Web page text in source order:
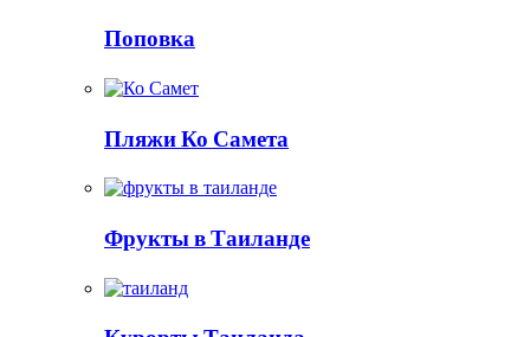
Поповка
Пляжи Ко Самета
Фрукты в Таиланде